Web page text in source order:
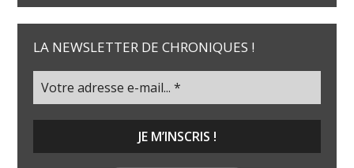
LA NEWSLETTER DE CHRONIQUES !